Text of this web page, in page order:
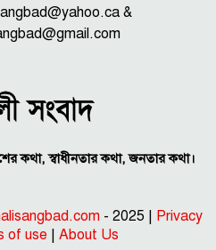
&
কথা, স্বাধীনতার কথা, জনতার কথা।
- 2025 | Privacy
of use | About Us